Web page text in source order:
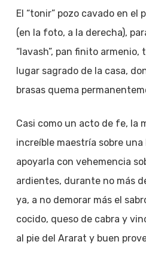
El “tonir” pozo cavado en el
(en la foto, a la derecha),
“lavash”, pan finito armenio,
lugar sagrado de la casa,
brasas quema
Casi como un acto de fe, la
increíble maestría sobre una
apoyarla con vehemencia
ardientes, durante no más
ya, a no demorar más el
cocido, queso de cabra y
al pie del Ararat y buen